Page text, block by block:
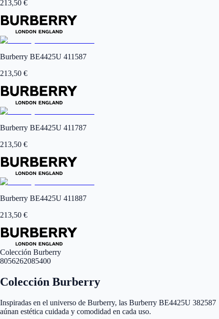
213,50 €
Burberry BE4425U 411587
213,50 €
Burberry BE4425U 411787
213,50 €
Burberry BE4425U 411887
213,50 €
Colección Burberry
8056262085400
Colección Burberry
Inspiradas en el universo de Burberry, las Burberry BE4425U 382587
aúnan estética cuidada y comodidad en cada uso.